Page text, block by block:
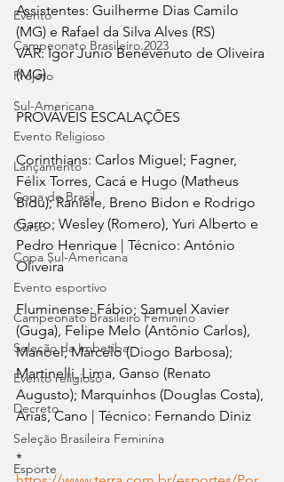
Evento
Campeonato Brasileiro.2023
Projeto
Sul-Americana
Evento Religioso
Lançamento
Copa do Brasil
Curso
Copa Sul-Americana
Evento esportivo
Campeonato Brasileiro Feminino
Seleção da Imbetiba
Evento religioso
Decreto
Seleção Brasileira Feminina
Esporte
Assistentes: Guilherme Dias Camilo
(MG) e Rafael da Silva Alves (RS)
VAR: Igor Junio Benevenuto de Oliveira
(MG)
PROVÁVEIS ESCALAÇÕES
Corinthians: Carlos Miguel; Fagner,
Félix Torres, Cacá e Hugo (Matheus
Bidu); Raniele, Breno Bidon e Rodrigo
Garro; Wesley (Romero), Yuri Alberto e
Pedro Henrique | Técnico: António
Oliveira
Fluminense: Fábio; Samuel Xavier
(Guga), Felipe Melo (Antônio Carlos),
Manoel, Marcelo (Diogo Barbosa);
Martinelli, Lima, Ganso (Renato
Augusto); Marquinhos (Douglas Costa),
Arias, Cano | Técnico: Fernando Diniz
*